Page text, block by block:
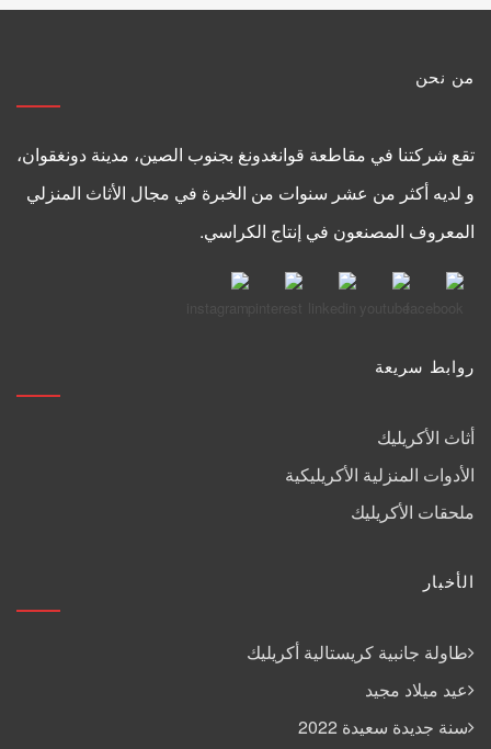
من نحن
تقع شركتنا في مقاطعة قوانغدونغ بجنوب الصين، مدينة دونغقوان،
و لديه أكثر من عشر سنوات من الخبرة في مجال الأثاث المنزلي
المعروف المصنعون في إنتاج الكراسي.
روابط سريعة
أثاث الأكريليك
الأدوات المنزلية الأكريليكية
ملحقات الأكريليك
الأخبار
طاولة جانبية كريستالية أكريليك
عيد ميلاد مجيد
سنة جديدة سعيدة 2022